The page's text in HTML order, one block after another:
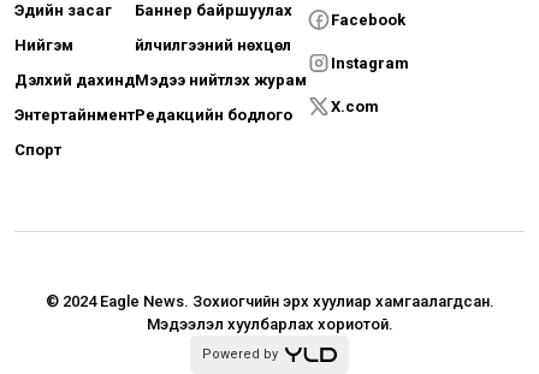
Эдийн засаг
Нийгэм
Дэлхий дахинд
Энтертайнмент
Спорт
Баннер байршуулах
Үйлчилгээний нөхцөл
Мэдээ нийтлэх журам
Редакцийн бодлого
Facebook
Instagram
X.com
© 2024 Eagle News. Зохиогчийн эрх хуулиар хамгаалагдсан.
Мэдээлэл хуулбарлах хориотой.
Powered by